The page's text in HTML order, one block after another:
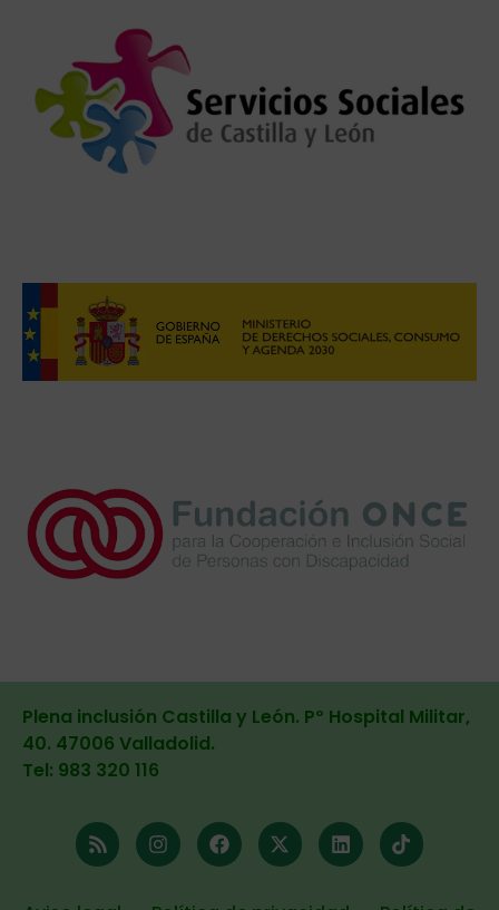
Plena inclusión Castilla y León. Pº Hospital Militar,
40. 47006 Valladolid.
Tel: 983 320 116